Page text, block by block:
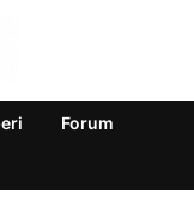
Forum